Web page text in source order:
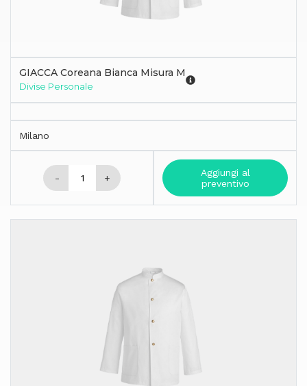
GIACCA Coreana Bianca Misura M
Divise Personale
Milano
- +
Aggiungi al
preventivo